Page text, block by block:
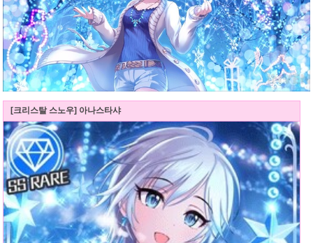
[크리스탈 스노우] 아나스타샤